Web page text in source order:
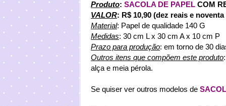
Produto: SACOLA DE PAPEL COM
VALOR: R$ 10,90 (dez reais e
Material: Papel de qualidade 140 G
Medidas: 30 cm L x 30 cm A x 10 cm P
Prazo para produção: em torno de 30
Outros itens que compõem este produto
alça e meia pérola.
Se quiser ver outros modelos de